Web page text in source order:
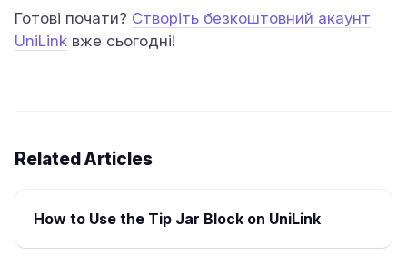
Готові почати? Створіть безкоштовний акаунт
UniLink вже сьогодні!
Related Articles
How to Use the Tip Jar Block on UniLink